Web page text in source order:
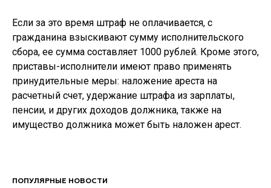
Если за это время штраф не оплачивается, с
гражданина взыскивают сумму исполнительского
сбора, ее сумма составляет 1000 рублей. Кроме этого,
приставы-исполнители имеют право применять
принудительные меры: наложение ареста на
расчетный счет, удержание штрафа из зарплаты,
пенсии, и других доходов должника, также на
имущество должника может быть наложен арест.
ПОПУЛЯРНЫЕ НОВОСТИ